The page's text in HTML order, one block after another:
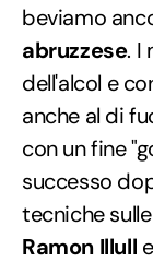
beviamo
abruzzese. I
dell'alcol e
anche al di
con un fine
successo
tecniche sulle
Ramon Illull